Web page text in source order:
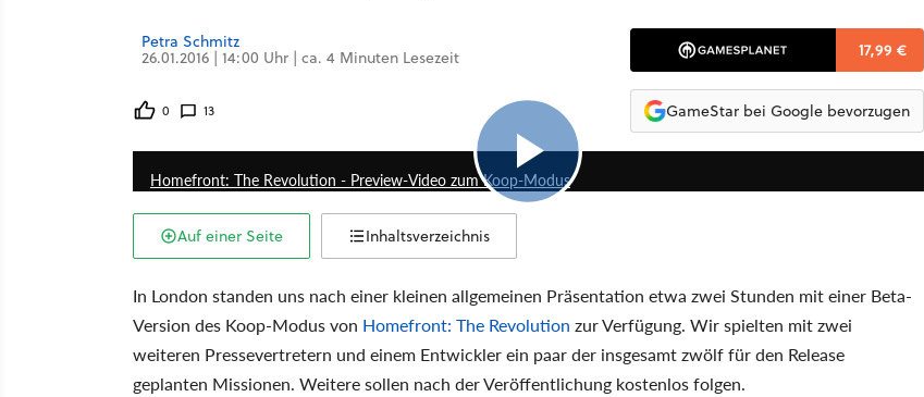
Petra Schmitz
26.01.2016 | 14:00 Uhr | ca. 4 Minuten Lesezeit
0 13
17,99 €
GameStar bei Google bevorzugen
4:11
Homefront: The Revolution - Preview-Video zum Koop-Modus
Auf einer Seite Inhaltsverzeichnis
In London standen uns nach einer kleinen allgemeinen Präsentation etwa zwei Stunden mit einer Beta-
Version des Koop-Modus von Homefront: The Revolution zur Verfügung. Wir spielten mit zwei
weiteren Pressevertretern und einem Entwickler ein paar der insgesamt zwölf für den Release
geplanten Missionen. Weitere sollen nach der Veröffentlichung kostenlos folgen.